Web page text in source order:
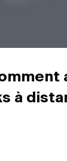
à